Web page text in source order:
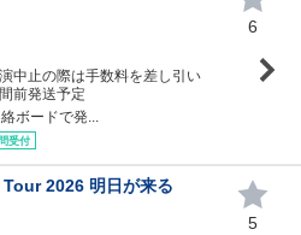
中止の際は手数料を差し引い
前発送予定
ボードで発...
受付
6
2026 明日が来る
5